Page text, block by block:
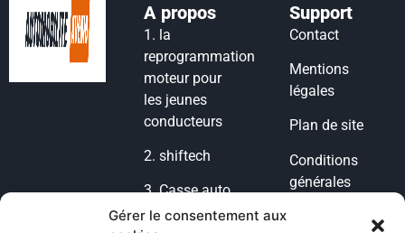
Gérer le consentement aux
A propos
1. la
reprogrammation
moteur pour
les jeunes
conducteurs
2.shiftech
3.Casse auto
lyon
Support
Contact
Mentions
légales
Plan de site
Conditions
générales